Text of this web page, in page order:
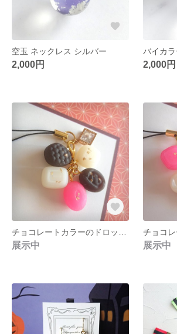
空玉 ネックレス シルバー
2,000円 2,000円
展示中 展示中